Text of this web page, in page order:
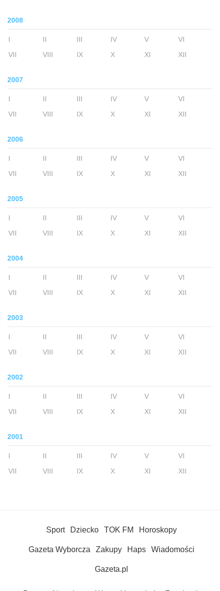
2008
I II III IV V
VI
VII
VIII IX X XI XII
2007
I II III IV V
VI
VII
VIII IX X XI XII
2006
I II III IV V
VI
VII
VIII IX X XI XII
2005
I II III IV V
VI
VII
VIII IX X XI XII
2004
I II III IV V
VI
VII
VIII IX X XI XII
2003
I II III IV V
VI
VII
VIII IX X XI XII
2002
I II III IV V
VI
VII
VIII IX X XI XII
2001
I II III IV V
VI
VII
VIII IX X XI XII
Sport Dziecko TOK FM Horoskopy
Gazeta Wyborcza Zakupy Haps Wiadomości
Gazeta.pl